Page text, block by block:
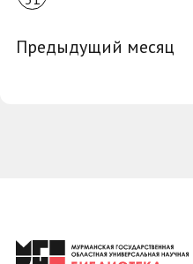
Предыдущий месяц